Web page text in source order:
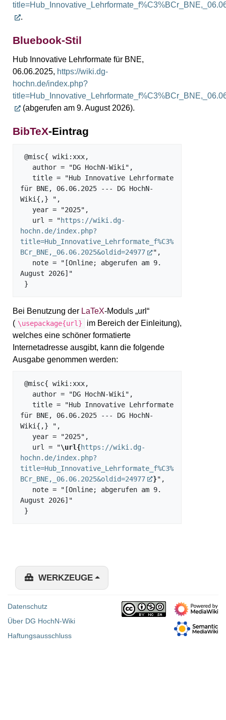
.
Bluebook-Stil
Hub Innovative Lehrformate für BNE,
06.06.2025, https://wiki.dg-
hochn.de/index.php?
(abgerufen am 9. August 2026).
BibTeX-Eintrag
für BNE, 06.06.2025 --- DG HochN-
Wiki{,} ",
   url = "
https://wiki.dg-
hochn.de/index.php?
title=Hub_Innovative_Lehrformate_f%C3%
BCr_BNE,_06.06.2025&oldid=24977
",
August 2026]"
Bei Benutzung der LaTeX-Moduls „url“
( \usepackage{url}
im Bereich der Einleitung),
welches eine schöner formatierte
Internetadresse ausgibt, kann die folgende
Ausgabe genommen werden:
für BNE, 06.06.2025 --- DG HochN-
Wiki{,} ",
   url = "
\url{https://wiki.dg-
hochn.de/index.php?
title=Hub_Innovative_Lehrformate_f%C3%
BCr_BNE,_06.06.2025&oldid=24977
}",
August 2026]"
WERKZEUGE
Datenschutz
Über DG HochN-Wiki
Haftungsausschluss